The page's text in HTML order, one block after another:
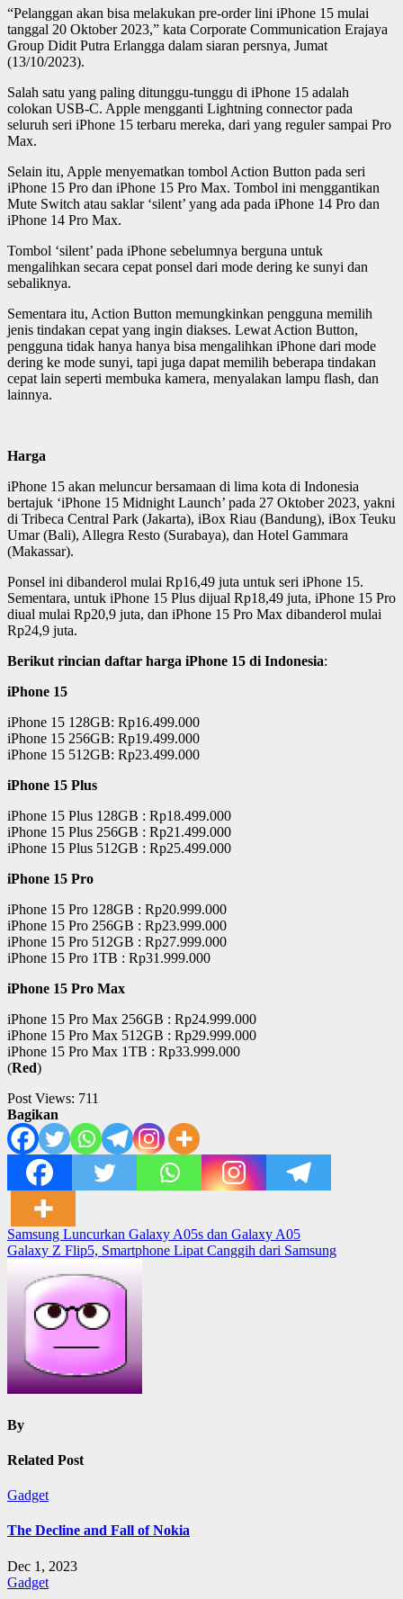
“Pelanggan akan bisa melakukan pre-order lini iPhone 15 mulai
tanggal 20 Oktober 2023,” kata Corporate Communication Erajaya
Group Didit Putra Erlangga dalam siaran persnya, Jumat
(13/10/2023).
Salah satu yang paling ditunggu-tunggu di iPhone 15 adalah
colokan USB-C. Apple mengganti Lightning connector pada
seluruh seri iPhone 15 terbaru mereka, dari yang reguler sampai Pro
Max.
Selain itu, Apple menyematkan tombol Action Button pada seri
iPhone 15 Pro dan iPhone 15 Pro Max. Tombol ini menggantikan
Mute Switch atau saklar ‘silent’ yang ada pada iPhone 14 Pro dan
iPhone 14 Pro Max.
Tombol ‘silent’ pada iPhone sebelumnya berguna untuk
mengalihkan secara cepat ponsel dari mode dering ke sunyi dan
sebaliknya.
Sementara itu, Action Button memungkinkan pengguna memilih
jenis tindakan cepat yang ingin diakses. Lewat Action Button,
pengguna tidak hanya hanya bisa mengalihkan iPhone dari mode
dering ke mode sunyi, tapi juga dapat memilih beberapa tindakan
cepat lain seperti membuka kamera, menyalakan lampu flash, dan
lainnya.
Harga
iPhone 15 akan meluncur bersamaan di lima kota di Indonesia
bertajuk ‘iPhone 15 Midnight Launch’ pada 27 Oktober 2023, yakni
di Tribeca Central Park (Jakarta), iBox Riau (Bandung), iBox Teuku
Umar (Bali), Allegra Resto (Surabaya), dan Hotel Gammara
(Makassar).
Ponsel ini dibanderol mulai Rp16,49 juta untuk seri iPhone 15.
Sementara, untuk iPhone 15 Plus dijual Rp18,49 juta, iPhone 15 Pro
diual mulai Rp20,9 juta, dan iPhone 15 Pro Max dibanderol mulai
Rp24,9 juta.
Berikut rincian daftar harga iPhone 15 di Indonesia:
iPhone 15
iPhone 15 128GB: Rp16.499.000
iPhone 15 256GB: Rp19.499.000
iPhone 15 512GB: Rp23.499.000
iPhone 15 Plus
iPhone 15 Plus 128GB : Rp18.499.000
iPhone 15 Plus 256GB : Rp21.499.000
iPhone 15 Plus 512GB : Rp25.499.000
iPhone 15 Pro
iPhone 15 Pro 128GB : Rp20.999.000
iPhone 15 Pro 256GB : Rp23.999.000
iPhone 15 Pro 512GB : Rp27.999.000
iPhone 15 Pro 1TB : Rp31.999.000
iPhone 15 Pro Max
iPhone 15 Pro Max 256GB : Rp24.999.000
iPhone 15 Pro Max 512GB : Rp29.999.000
iPhone 15 Pro Max 1TB : Rp33.999.000
(Red)
Post Views: 711
Bagikan
Post
navigation
Samsung Luncurkan Galaxy A05s dan Galaxy A05
Galaxy Z Flip5, Smartphone Lipat Canggih dari Samsung
By
Related Post
Gadget
The Decline and Fall of Nokia
Dec 1, 2023
Gadget